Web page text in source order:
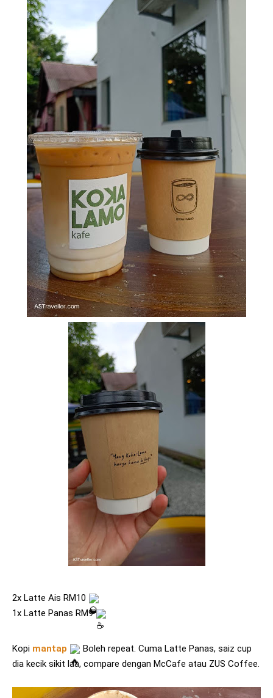
2x Latte Ais RM10
1x Latte Panas RM9
Kopi mantap
Boleh repeat. Cuma Latte Panas, saiz cup
dia kecik sikit laa, compare dengan McCafe atau ZUS Coffee.